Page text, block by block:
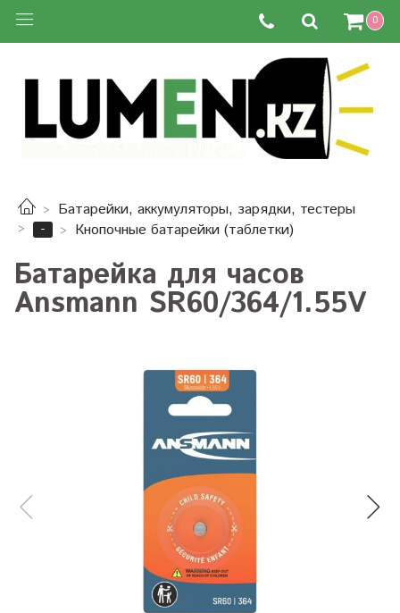
0
Батарейки, аккумуляторы, зарядки, тестеры
-
Кнопочные батарейки (таблетки)
Батарейка для часов
Ansmann SR60/364/1.55V